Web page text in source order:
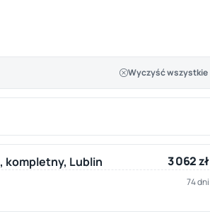
Wyczyść wszystkie
kompletny, Lublin 3 062 zł
74 dni